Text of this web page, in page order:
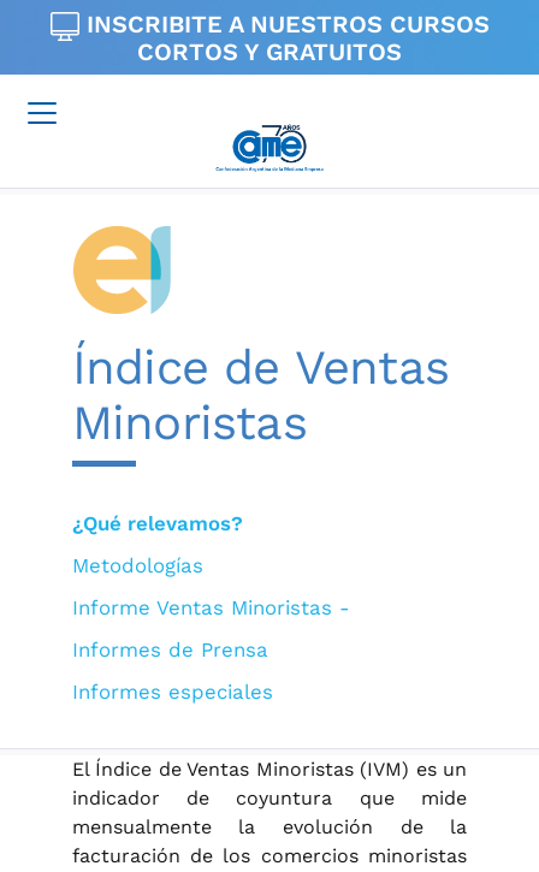
INSCRIBITE A NUESTROS CURSOS
CORTOS Y GRATUITOS
Índice de Ventas
Minoristas
¿Qué relevamos?
Metodologías
Informe Ventas Minoristas -
Informes de Prensa
Informes especiales
El Índice de Ventas Minoristas (IVM) es un
indicador de coyuntura que mide
mensualmente la evolución de la
facturación de los comercios minoristas